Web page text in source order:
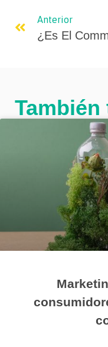
Anterior
También